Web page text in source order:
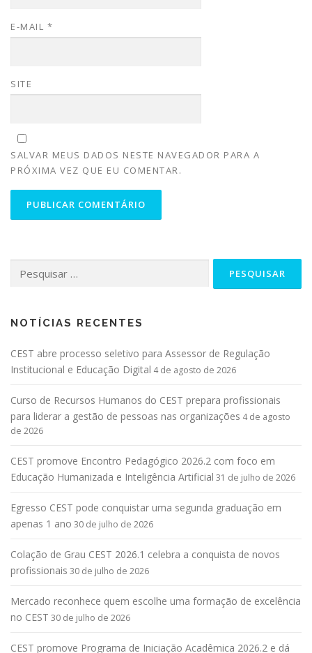
E-MAIL *
SITE
SALVAR MEUS DADOS NESTE NAVEGADOR PARA A
PRÓXIMA VEZ QUE EU COMENTAR.
NOTÍCIAS RECENTES
CEST abre processo seletivo para Assessor de Regulação
Institucional e Educação Digital 4 de agosto de 2026
Curso de Recursos Humanos do CEST prepara profissionais
para liderar a gestão de pessoas nas organizações 4 de agosto
de 2026
CEST promove Encontro Pedagógico 2026.2 com foco em
Educação Humanizada e Inteligência Artificial 31 de julho de 2026
Egresso CEST pode conquistar uma segunda graduação em
apenas 1 ano 30 de julho de 2026
Colação de Grau CEST 2026.1 celebra a conquista de novos
profissionais 30 de julho de 2026
Mercado reconhece quem escolhe uma formação de excelência
no CEST 30 de julho de 2026
CEST promove Programa de Iniciação Acadêmica 2026.2 e dá